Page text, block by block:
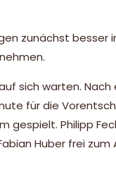
zunächst besser
sich warten.
für die
gespielt. Philipp
Huber frei